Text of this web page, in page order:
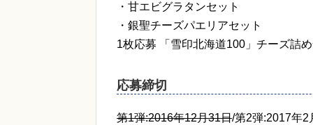
・甘エビグラタンセット
・銀聖チーズパエリアセット
1枚応募 「雪印北海道100」チーズ詰
応募締切
第1弾:2016年12月31日/第2弾:2017年2